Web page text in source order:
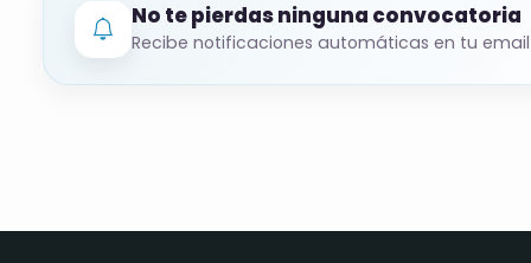
No te pierdas ninguna convocatoria
Recibe notificaciones automáticas en tu